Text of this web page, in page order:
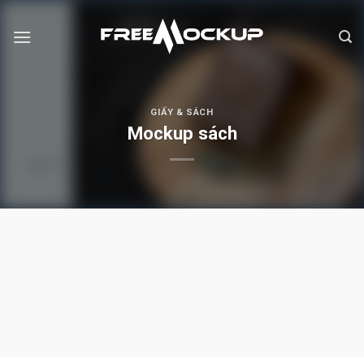
GIẤY & SÁCH
Mockup sách